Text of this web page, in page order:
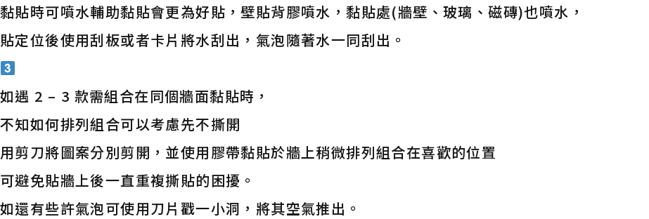
黏貼時可噴水輔助黏貼會更為好貼，壁貼背膠噴水，黏貼處(牆壁、玻璃、磁磚)也噴水，
貼定位後使用刮板或者卡片將水刮出，氣泡隨著水一同刮出。
如遇 2 – 3 款需組合在同個牆面黏貼時，
不知如何排列組合可以考慮先不撕開
用剪刀將圖案分別剪開，並使用膠帶黏貼於牆上稍微排列組合在喜歡的位置
可避免貼牆上後一直重複撕貼的困擾。
如還有些許氣泡可使用刀片戳一小洞，將其空氣推出。